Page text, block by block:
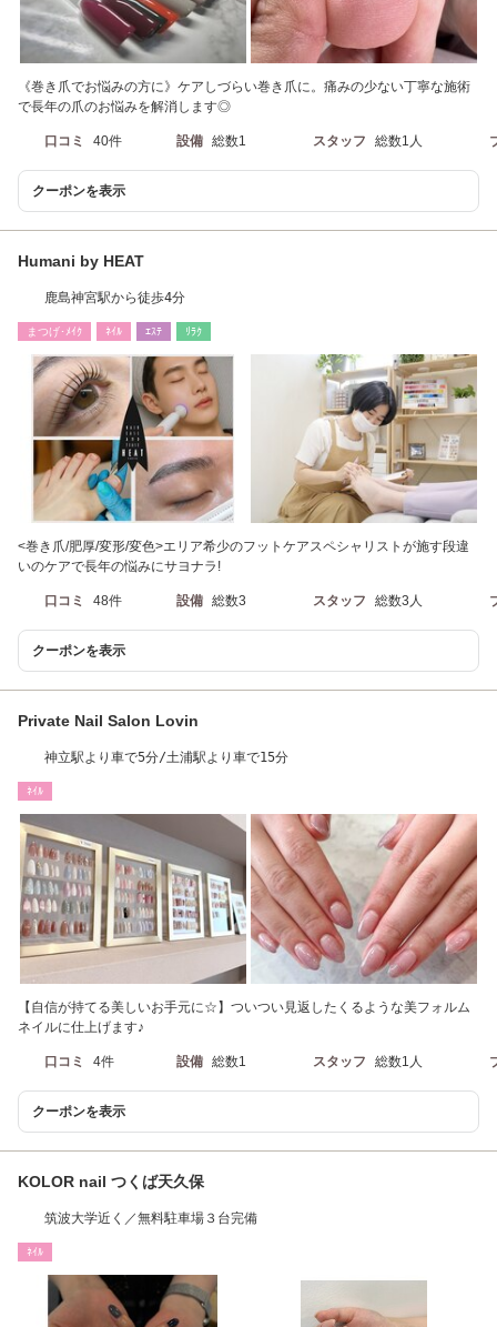
《巻き爪でお悩みの方に》ケアしづらい巻き爪に。痛みの少ない丁寧な施術
で長年の爪のお悩みを解消します◎
口コミ 40件 設備 総数1 スタッフ 総数1人
クーポンを表示
Humani by HEAT
鹿島神宮駅から徒歩4分
まつげ･ﾒｲｸ ﾈｲﾙ ｴｽﾃ ﾘﾗｸ
<巻き爪/肥厚/変形/変色>エリア希少のフットケアスペシャリストが施す段違
いのケアで長年の悩みにサヨナラ!
口コミ 48件 設備 総数3 スタッフ 総数3人
クーポンを表示
Private Nail Salon Lovin
神立駅より車で5分/土浦駅より車で15分
ﾈｲﾙ
【自信が持てる美しいお手元に☆】ついつい見返したくるような美フォルム
ネイルに仕上げます♪
口コミ 4件 設備 総数1 スタッフ 総数1人
クーポンを表示
KOLOR nail つくば天久保
筑波大学近く／無料駐車場３台完備
ﾈｲﾙ